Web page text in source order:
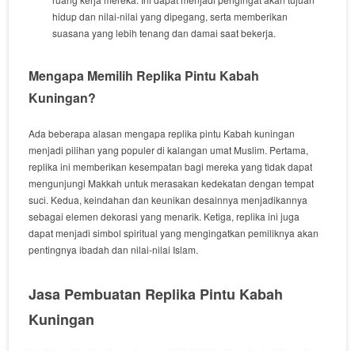
hidup dan nilai-nilai yang dipegang, serta memberikan
suasana yang lebih tenang dan damai saat bekerja.
Mengapa Memilih Replika Pintu Kabah
Kuningan?
Ada beberapa alasan mengapa replika pintu Kabah kuningan
menjadi pilihan yang populer di kalangan umat Muslim. Pertama,
replika ini memberikan kesempatan bagi mereka yang tidak dapat
mengunjungi Makkah untuk merasakan kedekatan dengan tempat
suci. Kedua, keindahan dan keunikan desainnya menjadikannya
sebagai elemen dekorasi yang menarik. Ketiga, replika ini juga
dapat menjadi simbol spiritual yang mengingatkan pemiliknya akan
pentingnya ibadah dan nilai-nilai Islam.
Jasa Pembuatan Replika Pintu Kabah
Kuningan